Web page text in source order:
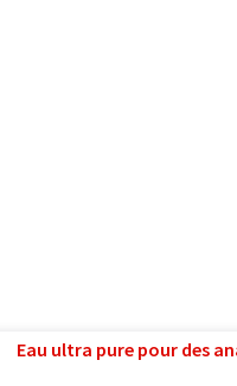
Eau ultra pure pour des